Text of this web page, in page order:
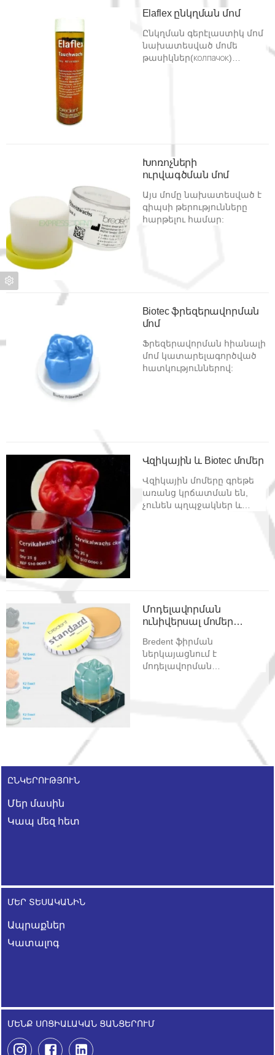
Elaflex ընկղման մոմ
Ընկղման գերէլաստիկ մոմ
նախատեսված մոմե
թասիկներ(колпачок)
Խոռոչների
ուրվագծման մոմ
Այս մոմը նախատեսված է
գիպսի թերությունները
հարթելու համար:
Biotec ֆրեզերավորման
մոմ
Ֆրեզերավորման հիանալի
մոմ կատարելագործված
հատկություններով:
Վզիկային և Biotec մոմեր
Վզիկային մոմերը գրեթե
առանց կրճատման են,
չունեն պղպջակներ և
Մոդելավորման
ունիվերսալ մոմեր
Bredent ֆիրման
ներկայացնում է
մոդելավորման
ԸՆԿԵՐՈՒԹՅՈՒՆ
Մեր մասին
Կապ մեզ հետ
ՄԵՐ ՏԵՍԱԿԱՆԻՆ
Ապրաքներ
Կատալոգ
ՄԵՆՔ ՍՈՑԻԱԼԱԿԱՆ ՑԱՆՑԵՐՈՒՄ